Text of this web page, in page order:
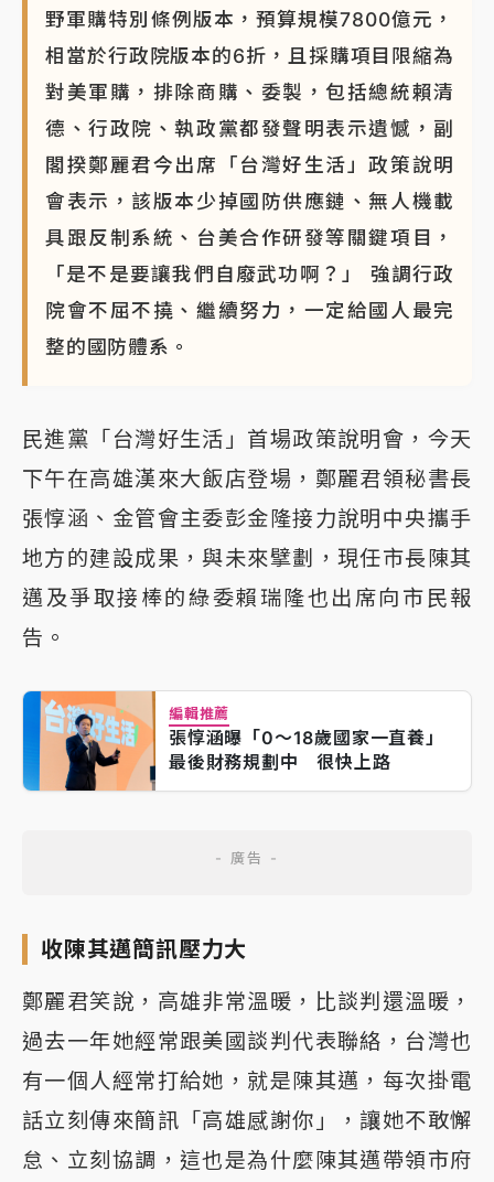
野軍購特別條例版本，預算規模7800億元，
相當於行政院版本的6折，且採購項目限縮為
對美軍購，排除商購、委製，包括總統賴清
德、行政院、執政黨都發聲明表示遺憾，副
閣揆鄭麗君今出席「台灣好生活」政策說明
會表示，該版本少掉國防供應鏈、無人機載
具跟反制系統、台美合作研發等關鍵項目，
「是不是要讓我們自廢武功啊？」 強調行政
院會不屈不撓、繼續努力，一定給國人最完
整的國防體系。
民進黨「台灣好生活」首場政策說明會，今天
下午在高雄漢來大飯店登場，鄭麗君領秘書長
張惇涵、金管會主委彭金隆接力說明中央攜手
地方的建設成果，與未來擘劃，現任市長陳其
邁及爭取接棒的綠委賴瑞隆也出席向市民報
告。
編輯推薦
張惇涵曝「0～18歲國家一直養」
最後財務規劃中 很快上路
收陳其邁簡訊壓力大
鄭麗君笑說，高雄非常溫暖，比談判還溫暖，
過去一年她經常跟美國談判代表聯絡，台灣也
有一個人經常打給她，就是陳其邁，每次掛電
話立刻傳來簡訊「高雄感謝你」，讓她不敢懈
怠、立刻協調，這也是為什麼陳其邁帶領市府